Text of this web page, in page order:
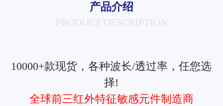
产品介绍
PRODUCT DESCRIPTION
10000+款现货，各种波长/透过率，任您选
择!
全球前三红外特征敏感元件制造商